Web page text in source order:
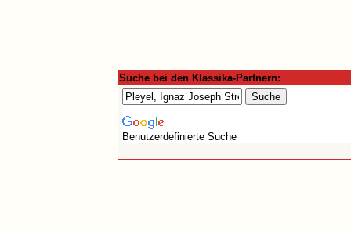
Suche bei den Klassika-Partnern:
Benutzerdefinierte Suche